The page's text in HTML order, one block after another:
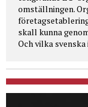
omställningen.
skall kunna
Och vilka